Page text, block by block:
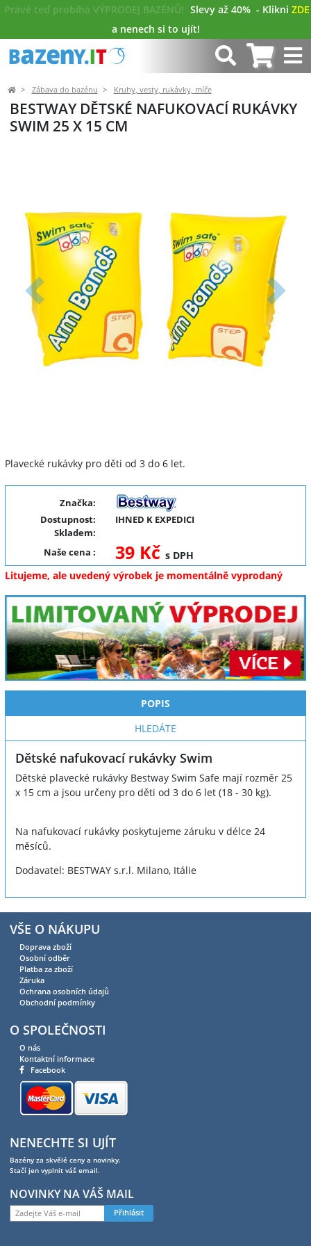
Právě teď probíhá VÝPRODEJ BAZÉNŮ! Slevy až 40% - Klikni ZDE
a nenech si to ujít!
Zábava do bazénu Kruhy, vesty, rukávky, míče
BESTWAY DĚTSKÉ NAFUKOVACÍ RUKÁVKY
SWIM 25 X 15 CM
Předchozí Další
Plavecké rukávky pro děti od 3 do 6 let.
Značka:
Dostupnost:
IHNED K EXPEDICI
Skladem:
Naše cena : 39 Kč s DPH
Litujeme, ale uvedený výrobek je momentálně vyprodaný
POPIS
HLEDÁTE
Dětské nafukovací rukávky Swim
Dětské plavecké rukávky Bestway Swim Safe mají rozměr 25
x 15 cm a jsou určeny pro děti od 3 do 6 let (18 - 30 kg).
Na nafukovací rukávky poskytujeme záruku v délce 24
měsíců.
Dodavatel: BESTWAY s.r.l. Milano, Itálie
VŠE O NÁKUPU
Doprava zboží
Osobní odběr
Platba za zboží
Záruka
Ochrana osobních údajů
Obchodní podmínky
O SPOLEČNOSTI
O nás
Kontaktní informace
Facebook
NENECHTE SI UJÍT
Bazény za skvělé ceny a novinky.
Stačí jen vyplnit váš email.
NOVINKY NA VÁŠ MAIL
Přihlásit